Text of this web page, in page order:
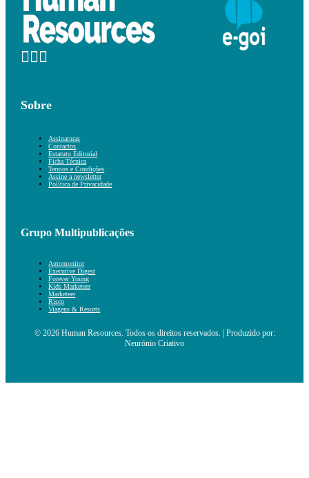
Sobre
Assinaturas
Contactos
Estatuto Editorial
Ficha Técnica
Termos e Condições
Assine a newsletter
Política de Privacidade
Grupo Multipublicações
Automonitor
Executive Digest
Forever Young
Kids Marketeer
Marketeer
Risco
Viagens & Resorts
© 2026 Human Resources. Todos os direitos reservados. | Produzido por:
Neurónio Criativo